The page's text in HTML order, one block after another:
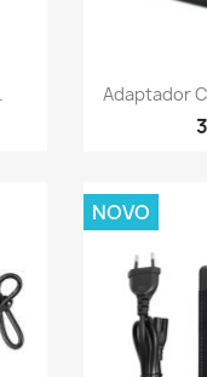

Adaptador
NOVO